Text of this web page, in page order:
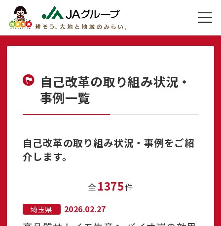
自己改革の取り組み状況・
事例一覧
自己改革の取り組み状況・事例をご紹
介します。
全 1375件
埼玉県 2026.02.27